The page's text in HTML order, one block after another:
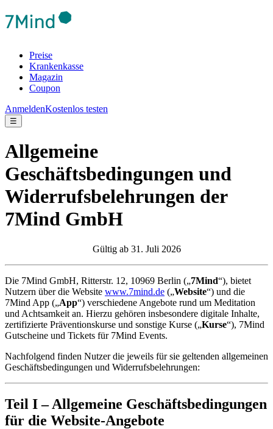
Preise
Krankenkasse
Magazin
Coupon
AnmeldenKostenlos testen
☰
Allgemeine
Geschäftsbedingungen und
Widerrufsbelehrungen der
7Mind GmbH
Gültig ab 31. Juli 2026
Die 7Mind GmbH, Ritterstr. 12, 10969 Berlin („7Mind“), bietet
Nutzern über die Website www.7mind.de („Website“) und die
7Mind App („App“) verschiedene Angebote rund um Meditation
und Achtsamkeit an. Hierzu gehören insbesondere digitale Inhalte,
zertifizierte Präventionskurse und sonstige Kurse („Kurse“), 7Mind
Gutscheine und Tickets für 7Mind Events.
Nachfolgend finden Nutzer die jeweils für sie geltenden allgemeinen
Geschäftsbedingungen und Widerrufsbelehrungen:
Teil I – Allgemeine Geschäftsbedingungen
für die Website-Angebote